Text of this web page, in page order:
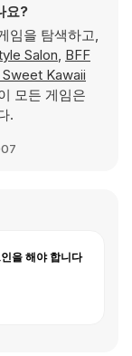
요?
임을 탐색하고,
Salon, BFF
Kawaii
모든 게임은
.
을 해야 합니다